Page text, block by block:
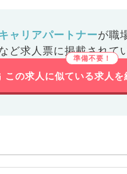
ャリアパートナーが職
ど求人票に掲載されて
この求人に似ている求人を